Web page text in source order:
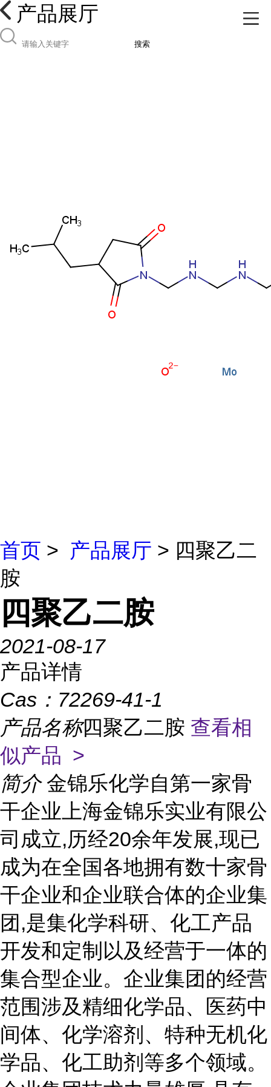
产品展厅
搜索
首页 > 产品展厅 > 四聚乙二
胺
四聚乙二胺
2021-08-17
产品详情
Cas： 72269-41-1
产品名称四聚乙二胺 查看相
似产品 >
简介 金锦乐化学自第一家骨
干企业上海金锦乐实业有限公
司成立,历经20余年发展,现已
成为在全国各地拥有数十家骨
干企业和企业联合体的企业集
团,是集化学科研、化工产品
开发和定制以及经营于一体的
集合型企业。企业集团的经营
范围涉及精细化学品、医药中
间体、化学溶剂、特种无机化
学品、化工助剂等多个领域。